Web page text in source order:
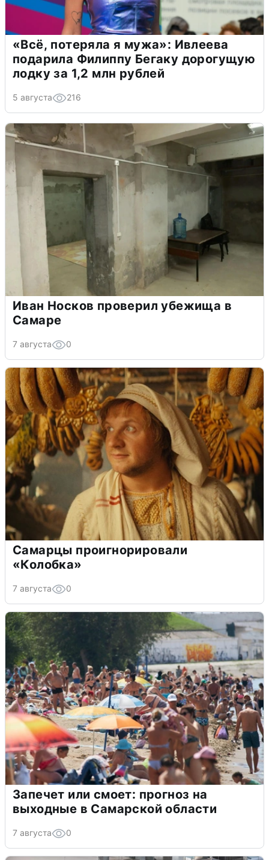
«Всё, потеряла я мужа»: Ивлеева
подарила Филиппу Бегаку дорогущую
лодку за 1,2 млн рублей
5 августа 216
Иван Носков проверил убежища в
Самаре
7 августа 0
Самарцы проигнорировали
«Колобка»
7 августа 0
Запечет или смоет: прогноз на
выходные в Самарской области
7 августа 0